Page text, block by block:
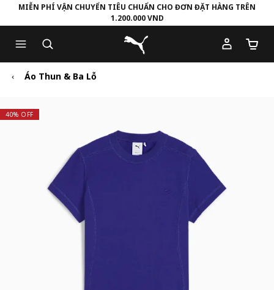
to
Main
content
to
Footer
Content
MIỄN PHÍ VẬN CHUYỂN TIÊU CHUẨN CHO ĐƠN ĐẶT HÀNG TRÊN
1.200.000 VND
Puma Trang chủ
Số
Áo Thun & Ba Lỗ
40% OFF